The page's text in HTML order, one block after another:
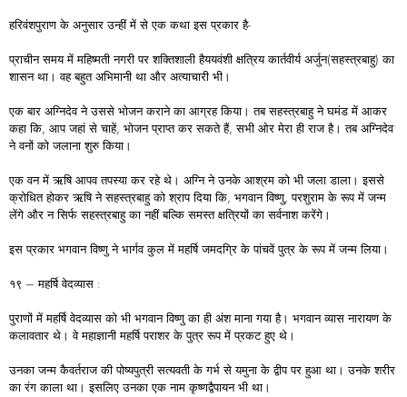
हरिवंशपुराण के अनुसार उन्हीं में से एक कथा इस प्रकार है-
प्राचीन समय में महिष्मती नगरी पर शक्तिशाली हैययवंशी क्षत्रिय कार्तवीर्य अर्जुन(सहस्त्रबाहु) का
शासन था। वह बहुत अभिमानी था और अत्याचारी भी।
एक बार अग्निदेव ने उससे भोजन कराने का आग्रह किया। तब सहस्त्रबाहु ने घमंड में आकर
कहा कि, आप जहां से चाहें, भोजन प्राप्त कर सकते हैं, सभी ओर मेरा ही राज है। तब अग्निदेव
ने वनों को जलाना शुरु किया।
एक वन में ऋषि आपव तपस्या कर रहे थे। अग्नि ने उनके आश्रम को भी जला डाला। इससे
क्रोधित होकर ऋषि ने सहस्त्रबाहु को श्राप दिया कि, भगवान विष्णु, परशुराम के रूप में जन्म
लेंगे और न सिर्फ सहस्त्रबाहु का नहीं बल्कि समस्त क्षत्रियों का सर्वनाश करेंगे।
इस प्रकार भगवान विष्णु ने भार्गव कुल में महर्षि जमदग्रि के पांचवें पुत्र के रूप में जन्म लिया।
१९ – महर्षि वेदव्यास :
पुराणों में महर्षि वेदव्यास को भी भगवान विष्णु का ही अंश माना गया है। भगवान व्यास नारायण के
कलावतार थे। वे महाज्ञानी महर्षि पराशर के पुत्र रूप में प्रकट हुए थे।
उनका जन्म कैवर्तराज की पोष्यपुत्री सत्यवती के गर्भ से यमुना के द्वीप पर हुआ था। उनके शरीर
का रंग काला था। इसलिए उनका एक नाम कृष्णद्वैपायन भी था।